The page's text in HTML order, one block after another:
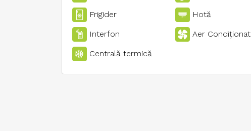
Frigider Hotă
Interfon Aer Condiţionat
Centrală termică